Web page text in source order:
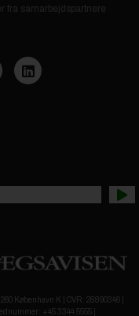
fra samarbejdspartnere
København K | CVR: 28890346 |
+45 3344 5555 |